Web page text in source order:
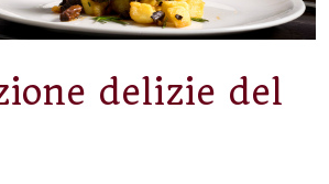
delizie del